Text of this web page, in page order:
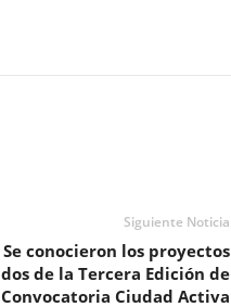
Siguiente Noticia
Se conocieron los proyectos
de la Tercera Edición de
Ciudad Activa